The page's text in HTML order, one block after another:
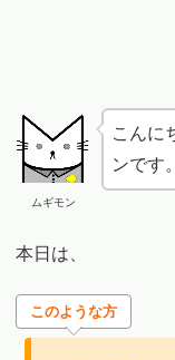
ムギモン
こんに
ンです。
本日は、
このような方